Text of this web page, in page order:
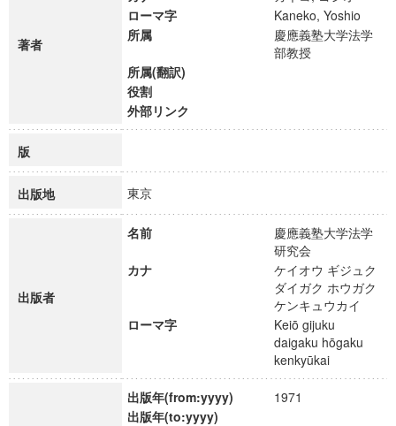
著者
ローマ字
Kaneko, Yoshio
所属
慶應義塾大学法学
部教授
所属(翻訳)
役割
外部リンク
版
出版地 東京
出版者
名前
慶應義塾大学法学
研究会
カナ
ケイオウ ギジュク
ダイガク ホウガク
ケンキュウカイ
ローマ字
Keiō gijuku
daigaku hōgaku
kenkyūkai
出版年(from:yyyy)
1971
出版年(to:yyyy)